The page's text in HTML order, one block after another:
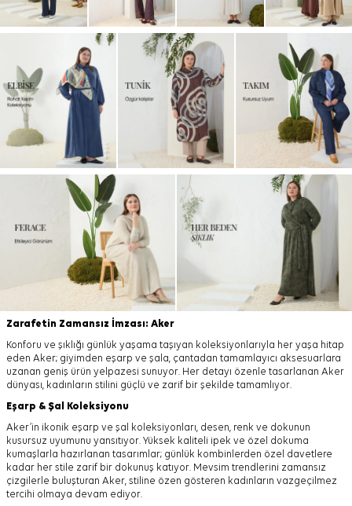
Zarafetin Zamansız İmzası: Aker
Konforu ve şıklığı günlük yaşama taşıyan koleksiyonlarıyla her yaşa hitap
eden Aker; giyimden eşarp ve şala, çantadan tamamlayıcı aksesuarlara
uzanan geniş ürün yelpazesi sunuyor. Her detayı özenle tasarlanan Aker
dünyası, kadınların stilini güçlü ve zarif bir şekilde tamamlıyor.
Eşarp & Şal Koleksiyonu
Aker’in ikonik eşarp ve şal koleksiyonları, desen, renk ve dokunun
kusursuz uyumunu yansıtıyor. Yüksek kaliteli ipek ve özel dokuma
kumaşlarla hazırlanan tasarımlar; günlük kombinlerden özel davetlere
kadar her stile zarif bir dokunuş katıyor. Mevsim trendlerini zamansız
çizgilerle buluşturan Aker, stiline özen gösteren kadınların vazgeçilmez
tercihi olmaya devam ediyor.